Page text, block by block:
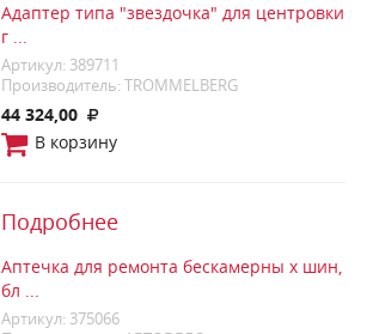
Адаптер типа "звездочка" для центровки
г ...
Артикул: 389711
Производитель: TROMMELBERG
44 324,00
В корзину
Подробнее
Аптечка для ремонта бескамерны х шин,
бл ...
Артикул: 375066